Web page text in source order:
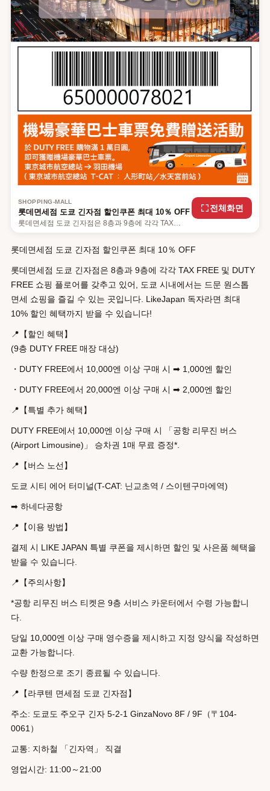
SHOPPING-MALL
롯데면세점 도쿄 긴자점 할인쿠폰 최대 10％ OFF
롯데면세점 도쿄 긴자점은 8층과 9층에 각각 TAX
곳입니다. LikeJapan 독자라면 최대 10% 할인 혜택까
전체화면
롯데면세점 도쿄 긴자점 할인쿠폰 최대 10％ OFF
롯데면세점 도쿄 긴자점은 8층과 9층에 각각 TAX FREE 및 DUTY
FREE 쇼핑 플로어를 갖추고 있어, 도쿄 시내에서는 드문 원스톱
면세 쇼핑을 즐길 수 있는 곳입니다. LikeJapan 독자라면 최대
10% 할인 혜택까지 받을 수 있습니다!
📍【할인 혜택】
(9층 DUTY FREE 매장 대상)
・DUTY FREE에서 10,000엔 이상 구매 시 ➡ 1,000엔 할인
・DUTY FREE에서 20,000엔 이상 구매 시 ➡ 2,000엔 할인
📍【특별 추가 혜택】
DUTY FREE에서 10,000엔 이상 구매 시 「공항 리무진 버스
(Airport Limousine)」 승차권 1매 무료 증정*.
📍【버스 노선】
도쿄 시티 에어 터미널(T-CAT: 닌교초역 / 스이텐구마에역)
➡ 하네다공항
📍【이용 방법】
결제 시 LIKE JAPAN 특별 쿠폰을 제시하면 할인 및 사은품 혜택을
받을 수 있습니다.
📍【주의사항】
*공항 리무진 버스 티켓은 9층 서비스 카운터에서 수령 가능합니
다.
당일 10,000엔 이상 구매 영수증을 제시하고 지정 양식을 작성하면
교환 가능합니다.
수량 한정으로 조기 종료될 수 있습니다.
📍【라쿠텐 면세점 도쿄 긴자점】
주소: 도쿄도 주오구 긴자 5-2-1 GinzaNovo 8F / 9F（〒104-
0061）
교통: 지하철 「긴자역」 직결
영업시간: 11:00～21:00